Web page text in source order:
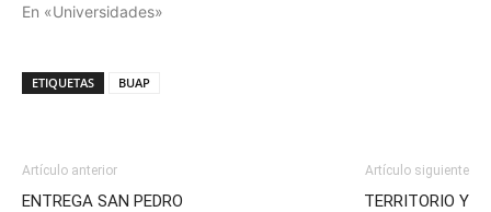
En «Universidades»
ETIQUETAS BUAP
Artículo anterior
ENTREGA SAN PEDRO
Artículo siguiente
TERRITORIO Y